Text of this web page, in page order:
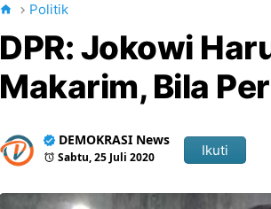
Politik
DPR: Jokowi
Makarim, Bila
DEMOKRASI News
Sabtu, 25 Juli 2020 Ikuti